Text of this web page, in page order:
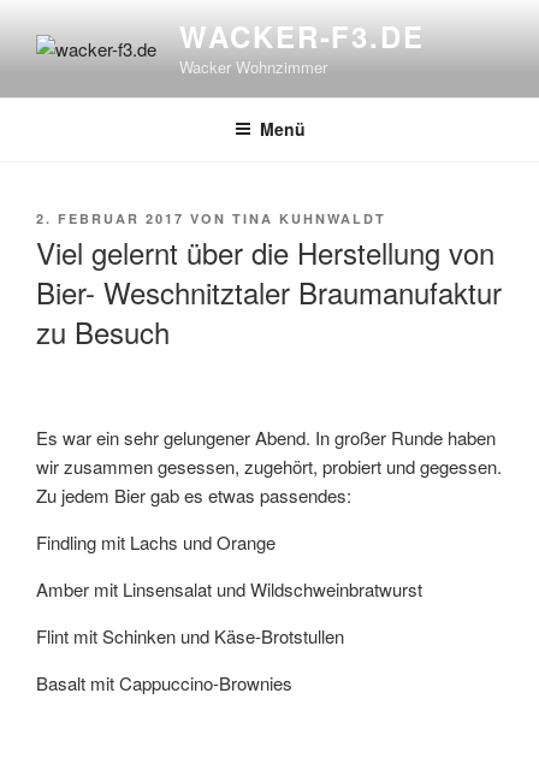
Inhalt
WACKER-F3.DE
Wacker Wohnzimmer
Menü
VERÖFFENTLICHT
2. FEBRUAR 2017 VON TINA KUHNWALDT
Viel gelernt über die Herstellung von
Bier- Weschnitztaler Braumanufaktur
zu Besuch
Es war ein sehr gelungener Abend. In großer Runde haben
wir zusammen gesessen, zugehört, probiert und gegessen.
Zu jedem Bier gab es etwas passendes:
Findling mit Lachs und Orange
Amber mit Linsensalat und Wildschweinbratwurst
Flint mit Schinken und Käse-Brotstullen
Basalt mit Cappuccino-Brownies